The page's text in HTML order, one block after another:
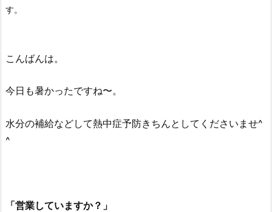
す。
こんばんは。
今日も暑かったですね〜。
水分の補給などして熱中症予防きちんとしてくださいませ^
^
「営業していますか？」